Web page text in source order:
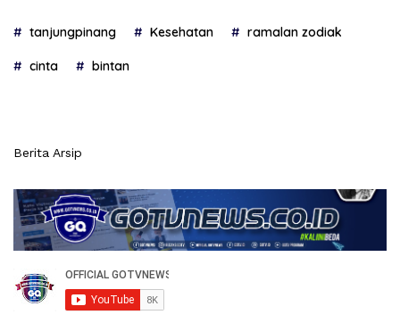
tanjungpinang Kesehatan ramalan zodiak
cinta bintan
Berita Arsip